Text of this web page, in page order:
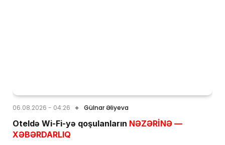
06.08.2026 - 04:26 Gülnar Əliyeva
Oteldə Wi-Fi-yə qoşulanların NƏZƏRİNƏ —
XƏBƏRDARLIQ